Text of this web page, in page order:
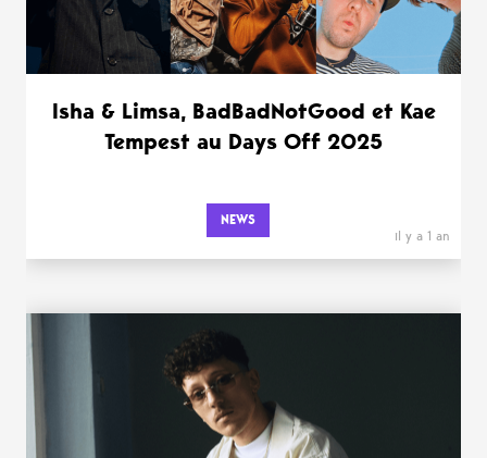
Isha & Limsa, BadBadNotGood et Kae
Tempest au Days Off 2025
NEWS
il y a 1 an